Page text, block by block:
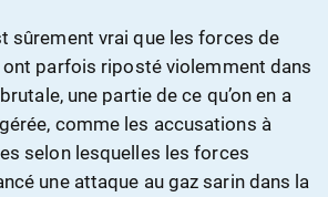
sûrement vrai que les forces de
parfois riposté violemment dans
une partie de ce qu’on en a
comme les accusations à
selon lesquelles les forces
une attaque au gaz sarin dans la